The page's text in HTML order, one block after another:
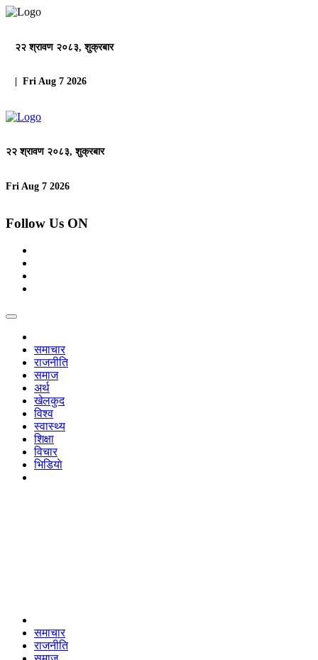
२२ श्रावण २०८३, शुक्रबार
| Fri Aug 7 2026
२२ श्रावण २०८३, शुक्रबार
Fri Aug 7 2026
Follow Us ON
समाचार
राजनीति
समाज
अर्थ
खेलकुद
विश्व
स्वास्थ्य
शिक्षा
विचार
भिडियाे
समाचार
राजनीति